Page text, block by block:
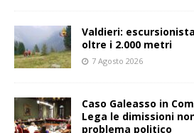
Valdieri:
oltre i 2.000 metri
7 Agosto 2026
Caso Galeasso in
Lega le dimissioni
problema politico